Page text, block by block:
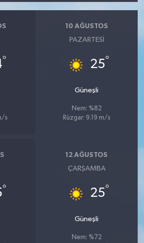
°
s
10 AĞUSTOS
PAZARTESI
25°
Güneşli
Nem: %82
Rüzgar: 9.19 m/s
°
12 AĞUSTOS
ÇARŞAMBA
25°
Güneşli
Nem: %72